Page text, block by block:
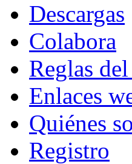
Descargas
Colabora
Reglas
Enlaces
Quiénes
Registro